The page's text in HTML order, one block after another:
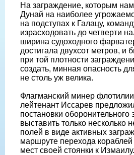
На заграждение, которым
Дунай на наиболее
на подступах к Галацу,
израсходовать до четверти
ширина судоходного
достигала двухсот метров, и
при той плотности
создать, минная опасность
не столь уж велика.
Флагманский минер
лейтенант Иссарев
постановки оборонительного
выставить только несколько
полей в виде активных
маршруте перехода кораблей
мест своей стоянки к Измаилу.